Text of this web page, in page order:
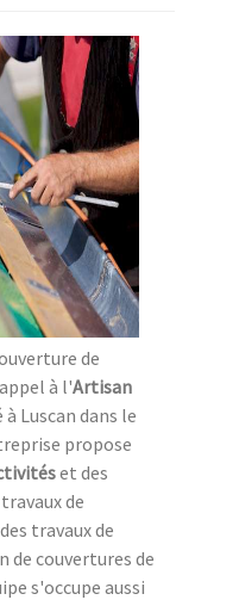
de
à l'Artisan
Luscan dans le
propose
et des
de
travaux de
couvertures de
s'occupe aussi